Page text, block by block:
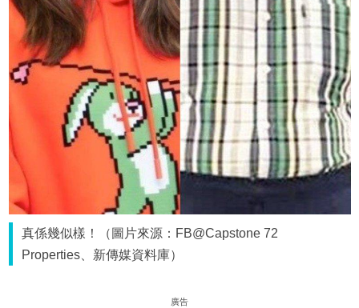
真係幾似樣！（圖片來源：FB@Capstone 72
Properties、新傳媒資料庫）
廣告